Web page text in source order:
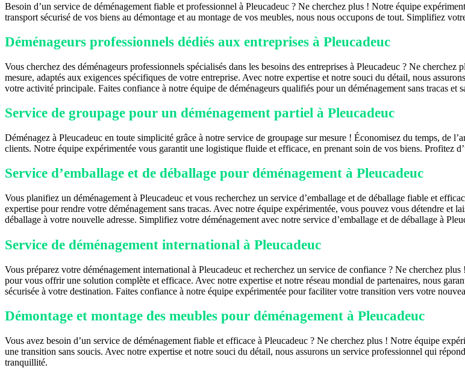
Besoin d’un service de déménagement fiable et professionnel à Pleucadeuc ? Ne cherchez plus ! Notre équipe
transport sécurisé de vos biens au démontage et au montage de vos meubles, nous nous occupons de tout. Simplifiez
Déménageurs professionnels dédiés aux entreprises à Pleucadeuc
Vous cherchez des déménageurs professionnels spécialisés dans les besoins des entreprises à Pleucadeuc ? Ne
mesure, adaptés aux exigences spécifiques de votre entreprise. Avec notre expertise et notre souci du détail, nous
votre activité principale. Faites confiance à notre équipe de déménageurs qualifiés pour un déménagement sans tracas et
Service de groupage pour un déménagement partiel à Pleucadeuc
Déménagez à Pleucadeuc en toute simplicité grâce à notre service de groupage sur mesure ! Économisez du temps, de
clients. Notre équipe expérimentée vous garantit une logistique fluide et efficace, en prenant soin de vos biens. Profitez
Service d’emballage et de déballage pour déménagement à Pleucadeuc
Vous planifiez un déménagement à Pleucadeuc et vous recherchez un service d’emballage et de déballage fiable et
expertise pour rendre votre déménagement sans tracas. Avec notre équipe expérimentée, vous pouvez vous détendre et
déballage à votre nouvelle adresse. Simplifiez votre déménagement avec notre service d’emballage et de déballage à
Service de déménagement international à Pleucadeuc
Vous préparez votre déménagement international à Pleucadeuc et recherchez un service de confiance ? Ne cherchez
pour vous offrir une solution complète et efficace. Avec notre expertise et notre réseau mondial de partenaires, nous
sécurisée à votre destination. Faites confiance à notre équipe expérimentée pour faciliter votre transition vers votre
Démontage et montage des meubles pour déménagement à Pleucadeuc
Vous avez besoin d’un service de déménagement fiable et efficace à Pleucadeuc ? Ne cherchez plus ! Notre équipe
une transition sans soucis. Avec notre expertise et notre souci du détail, nous assurons un service professionnel qui
tranquillité.